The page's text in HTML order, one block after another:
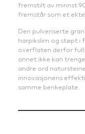
fremstilt av minnst
fremstår som et
Den pulveriserte
harpikslim og støpt i
overflaten derfor
annet ikke kan
andre ord
innovasjonens
samme benkeplate.